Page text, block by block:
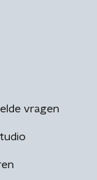
vragen